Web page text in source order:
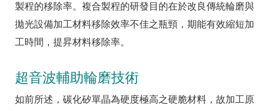
製程的移除率。複合製程的研發目的在於改良傳統輪磨與
拋光設備加工材料移除效率不佳之瓶頸，期能有效縮短加
工時間，提昇材料移除率。
超音波輔助輪磨技術
如前所述，碳化矽單晶為硬度極高之硬脆材料，故加工原